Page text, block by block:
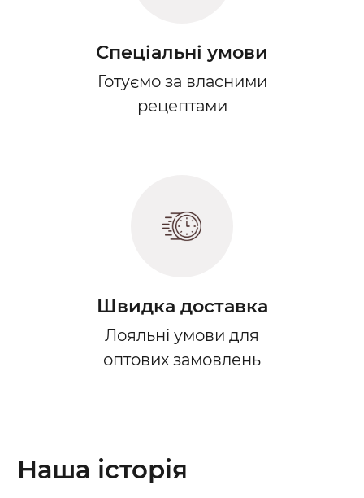
Спеціальні умови
Готуємо за власними
рецептами
Швидка доставка
Лояльні умови для
оптових замовлень
Наша історія